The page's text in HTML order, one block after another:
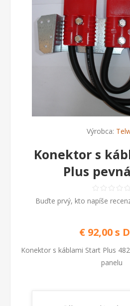
Výrobca:
Konektor s
Plus
Buďte prvý, kto napíše
€ 92,00 s
Konektor s káblami Start Plus
panelu